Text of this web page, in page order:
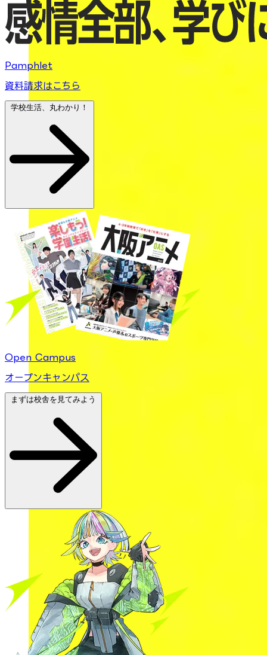
Pamphlet
資料請求はこちら
学校生活、丸わかり！
Open Campus
オープンキャンパス
まずは校舎を見てみよう